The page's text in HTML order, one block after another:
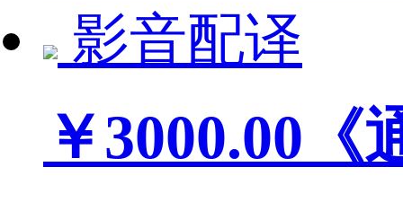
影音配译
￥3000.00